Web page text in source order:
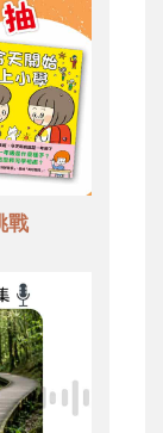
戰